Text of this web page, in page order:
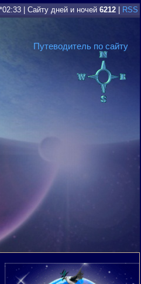
Сайту дней и ночей 6212 RSS
Путеводитель по сайту